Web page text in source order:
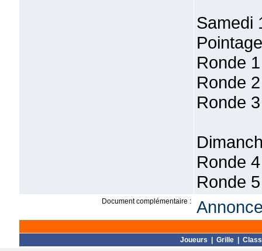
Samedi
Ronde
Ronde
Ronde
Ronde
Ronde
Document complémentaire :
Joueurs Grille